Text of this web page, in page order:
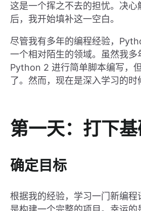
这是一个挥之不去的担忧。决心
后，我开始填补这一空白。
尽管我有多年的编程经验，
一个相对陌生的领域。虽然我多
Python 2 进行简单脚本编写，
了。然而，现在是深入学习的时
第一天：打下
确定目标
根据我的经验，学习一门新编程